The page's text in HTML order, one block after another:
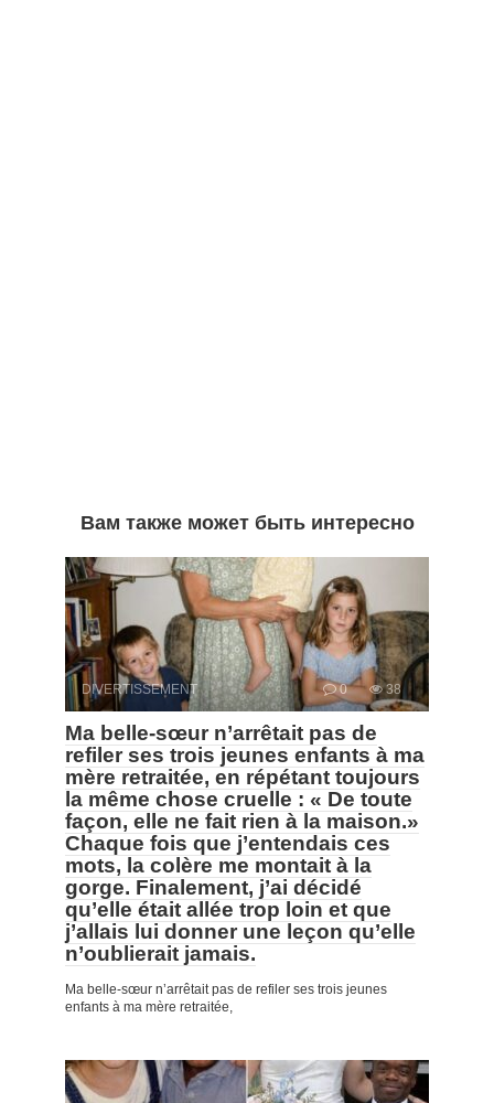
Вам также может быть интересно
DIVERTISSEMENT 0 38
Ma belle-sœur n’arrêtait pas de
refiler ses trois jeunes enfants à ma
mère retraitée, en répétant toujours
la même chose cruelle : « De toute
façon, elle ne fait rien à la maison.»
Chaque fois que j’entendais ces
mots, la colère me montait à la
gorge. Finalement, j’ai décidé
qu’elle était allée trop loin et que
j’allais lui donner une leçon qu’elle
n’oublierait jamais.
Ma belle-sœur n’arrêtait pas de refiler ses trois jeunes
enfants à ma mère retraitée,